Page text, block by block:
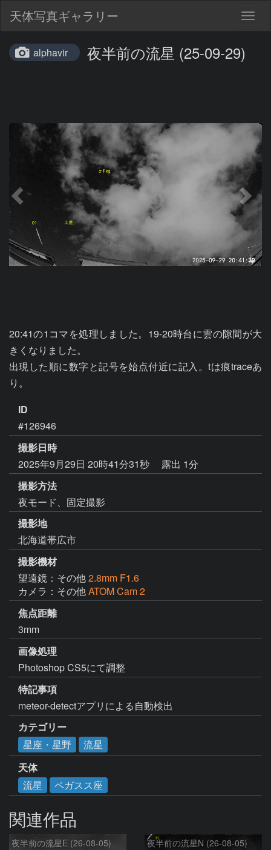
天体写真ギャラリー
alphavir 夜半前の流星 (25-09-29)
20:41の1コマを処理しました。19-20時台に雲の隙間が大
きくなりました。
出現した順に数字と記号を始点付近に記入。tは痕traceあ
り。
ID
#126946
撮影日時
2025年9月29日 20時41分31秒
露出 1分
撮影方法
夜モード、固定撮影
撮影地
北海道帯広市
撮影機材
望遠鏡：その他2.8mm F1.6
カメラ：その他ATOM Cam 2
焦点距離
3mm
画像処理
Photoshop CS5にて調整
特記事項
meteor-detectアプリによる自動検出
カテゴリー
星座・星野
流星
天体
流星
ペガスス座
関連作品
夜半前の流星E (26-08-05) 夜半前の流星N (26-08-05)